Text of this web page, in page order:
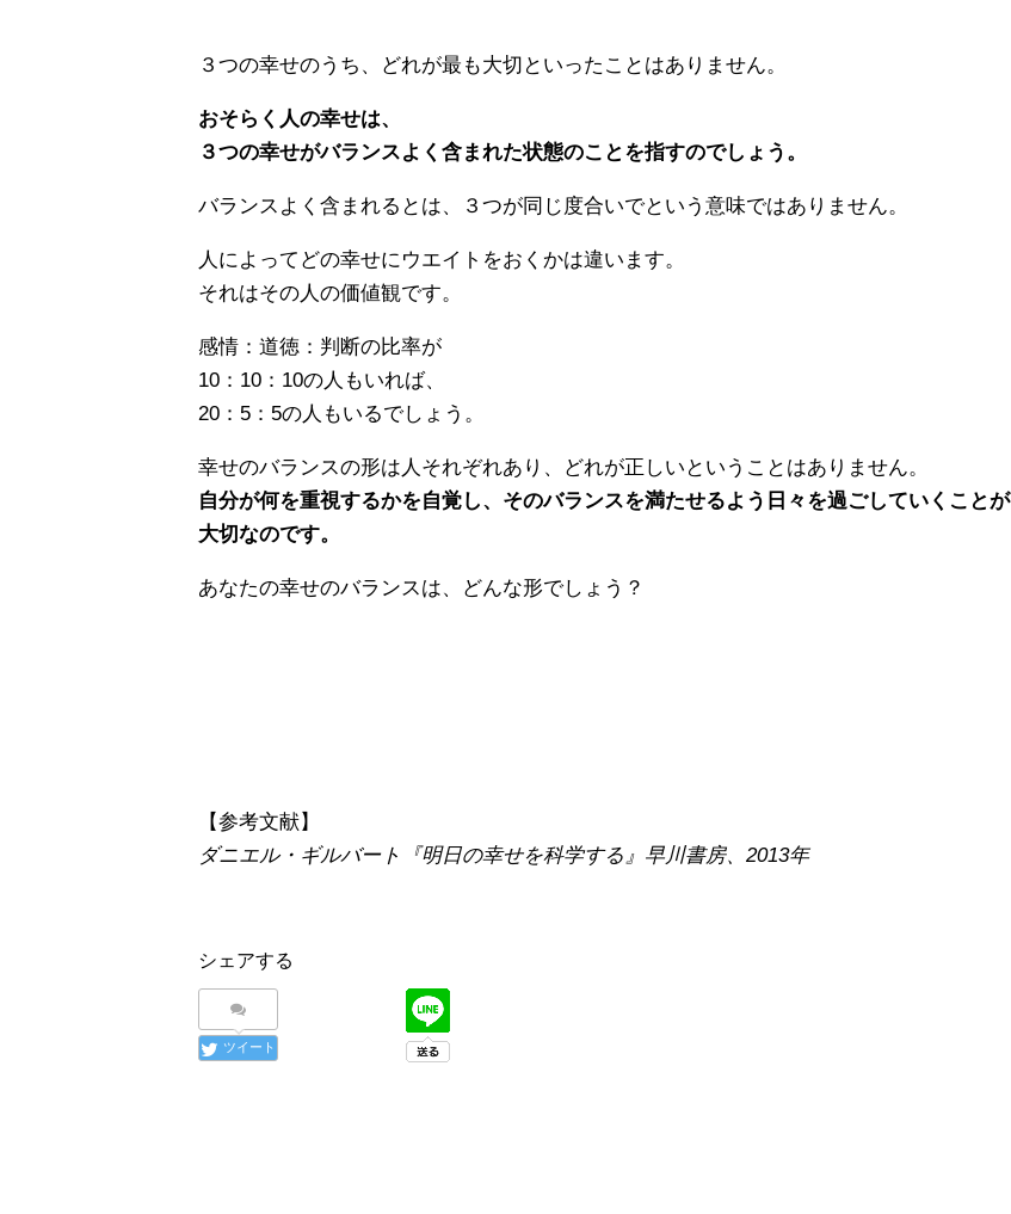
３つの幸せのうち、どれが最も大切といったことはありません。
おそらく人の幸せは、
３つの幸せがバランスよく含まれた状態のことを指すのでしょう。
バランスよく含まれるとは、３つが同じ度合いでという意味ではありません。
人によってどの幸せにウエイトをおくかは違います。
それはその人の価値観です。
感情：道徳：判断の比率が
10：10：10の人もいれば、
20：5：5の人もいるでしょう。
幸せのバランスの形は人それぞれあり、どれが正しいということはありません。
自分が何を重視するかを自覚し、そのバランスを満たせるよう日々を過ごしていくことが
大切なのです。
あなたの幸せのバランスは、どんな形でしょう？
【参考文献】
ダニエル・ギルバート『明日の幸せを科学する』早川書房、2013年
シェアする
ツイート